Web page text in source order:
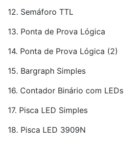
12. Semáforo TTL
13. Ponta de Prova Lógica
14. Ponta de Prova Lógica (2)
15. Bargraph Simples
16. Contador Binário com LEDs
17. Pisca LED Simples
18. Pisca LED 3909N